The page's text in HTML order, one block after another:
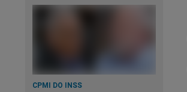
CPMI DO INSS